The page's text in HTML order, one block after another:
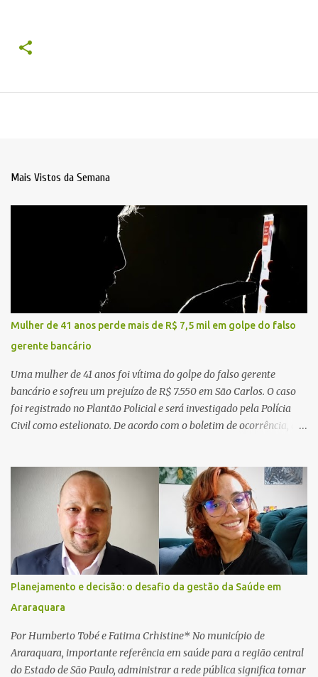
Mais Vistos da Semana
Mulher de 41 anos perde mais de R$ 7,5 mil em golpe do falso
gerente bancário
Uma mulher de 41 anos foi vítima do golpe do falso gerente
bancário e sofreu um prejuízo de R$ 7.550 em São Carlos. O caso
foi registrado no Plantão Policial e será investigado pela Polícia
Civil como estelionato. De acordo com o boletim de ocorrência, a
suspeito alegou que seria necessário atualizar o cadastro da conta
e passou a orientar a vítima sobre os procedimentos que deveriam
ser realizados. Dias depois, o golpista enviou um documento em
PDF simulando uma comunicação oficial da instituição financeira.
Na sequência, entrou em contato por telefone e encaminhou um
link, orientando a vítima a acessá-lo pelo computador para
concluir a suposta atualização cadastral. Após realizar o
procedimento, a conta bancária ficou bloqueada por algumas
horas. Sem conseguir acessar o sistema, a vítima tentou
novamente contato com o suposto gerente, mas não obteve
resposta. Na segunda-fe...
Planejamento e decisão: o desafio da gestão da Saúde em
Araraquara
Por Humberto Tobé e Fatima Crhistine* No município de
Araraquara, importante referência em saúde para a região central
do Estado de São Paulo, administrar a rede pública significa tomar